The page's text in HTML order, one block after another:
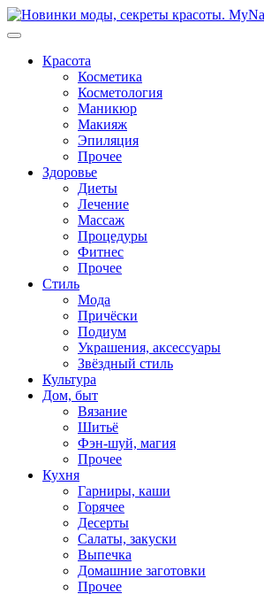
Перейти
к
Красота
Косметика
Косметология
Маникюр
Макияж
Эпиляция
Прочее
Здоровье
Диеты
Лечение
Массаж
Процедуры
Фитнес
Прочее
Стиль
Мода
Причёски
Подиум
Украшения, аксессуары
Звёздный стиль
Культура
Дом, быт
Вязание
Шитьё
Фэн-шуй, магия
Прочее
Кухня
Гарниры, каши
Горячее
Десерты
Салаты, закуски
Выпечка
Домашние заготовки
Прочее